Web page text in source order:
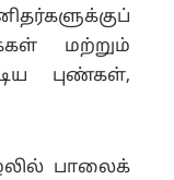
மற்றும்
புண்கள்,
பாலைக்